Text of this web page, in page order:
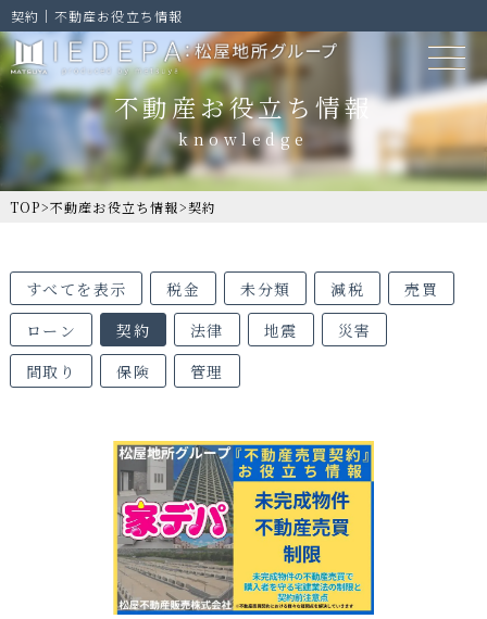
契約｜不動産お役立ち情報
TOP>不動産お役立ち情報>契約
不動産お役立ち情報
すべてを表示 税金 未分類 減税
売買
ローン
契約 法律 地震
災害
間取り
保険 管理